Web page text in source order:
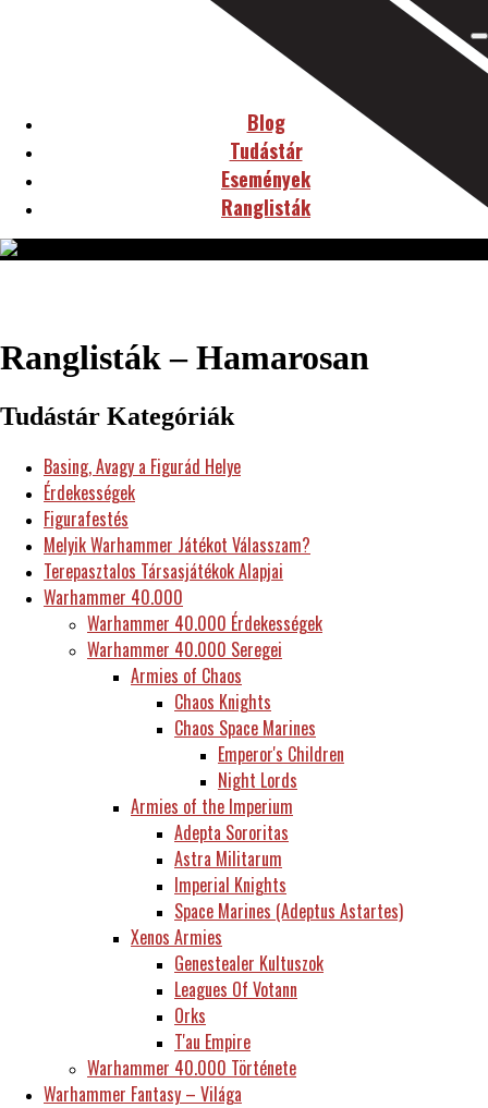
Blog
Tudástár
Események
Ranglisták
Ranglisták – Hamarosan
Tudástár Kategóriák
Basing, Avagy a Figurád Helye
Érdekességek
Figurafestés
Melyik Warhammer Játékot Válasszam?
Terepasztalos Társasjátékok Alapjai
Warhammer 40.000
Warhammer 40.000 Érdekességek
Warhammer 40.000 Seregei
Armies of Chaos
Chaos Knights
Chaos Space Marines
Emperor's Children
Night Lords
Armies of the Imperium
Adepta Sororitas
Astra Militarum
Imperial Knights
Space Marines (Adeptus Astartes)
Xenos Armies
Genestealer Kultuszok
Leagues Of Votann
Orks
T'au Empire
Warhammer 40.000 Története
Warhammer Fantasy – Világa